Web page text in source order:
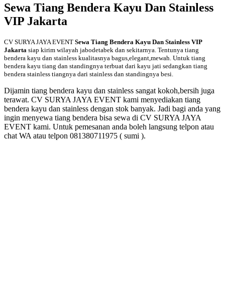
Sewa Tiang Bendera Kayu Dan Stainless
VIP Jakarta
CV SURYA JAYA EVENT Sewa Tiang Bendera Kayu Dan Stainless VIP
Jakarta siap kirim wilayah jabodetabek dan sekitarnya. Tentunya tiang
bendera kayu dan stainless kualitasnya bagus,elegant,mewah. Untuk tiang
bendera kayu tiang dan standingnya terbuat dari kayu jati sedangkan tiang
bendera stainless tiangnya dari stainless dan standingnya besi.
Dijamin tiang bendera kayu dan stainless sangat kokoh,bersih juga
terawat. CV SURYA JAYA EVENT kami menyediakan tiang
bendera kayu dan stainless dengan stok banyak. Jadi bagi anda yang
ingin menyewa tiang bendera bisa sewa di CV SURYA JAYA
EVENT kami. Untuk pemesanan anda boleh langsung telpon atau
chat WA atau telpon 081380711975 ( sumi ).